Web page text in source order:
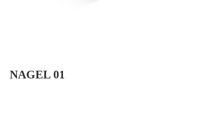
NAGEL 01